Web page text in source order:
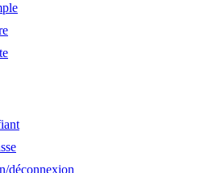
déconnexion